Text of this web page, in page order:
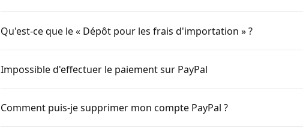
Qu'est-ce que le « Dépôt pour les frais d'importation » ?
Impossible d'effectuer le paiement sur PayPal
Comment puis-je supprimer mon compte PayPal ?